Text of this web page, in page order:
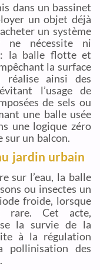
dans un bassinet
un objet déjà
un système
ne nécessite ni
la balle flotte et
la surface
réalise ainsi des
l’usage de
de sels ou
une balle usée
une logique zéro
sur un balcon.
jardin urbain
sur l’eau, la balle
ou insectes un
froide, lorsque
rare. Cet acte,
la survie de la
à la régulation
pollinisation des